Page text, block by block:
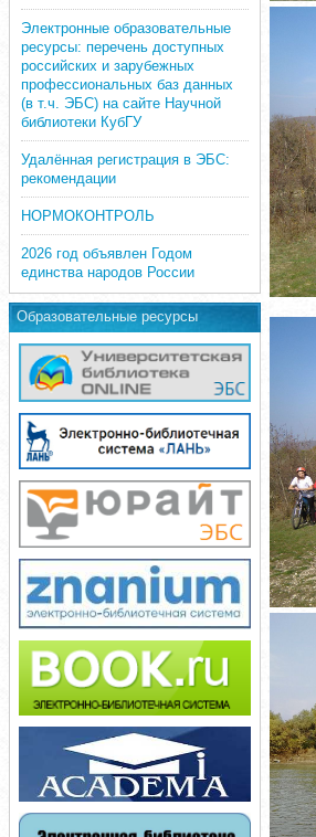
Электронные образовательные
ресурсы: перечень доступных
российских и зарубежных
профессиональных баз данных
(в т.ч. ЭБС) на сайте Научной
библиотеки КубГУ
Удалённая регистрация в ЭБС:
рекомендации
НОРМОКОНТРОЛЬ
2026 год объявлен Годом
единства народов России
Образовательные ресурсы